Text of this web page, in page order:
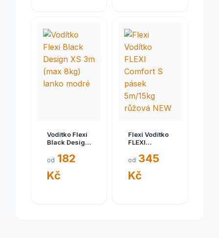
Vodítko Flexi
Black Design
8kg) lanko
od 182
Kč
Flexi Vodítko
FLEXI
pásek
růžová NEW
od 345
Kč